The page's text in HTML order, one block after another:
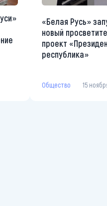
«Белая Русь»
новый
проект
республика»
Общество 15